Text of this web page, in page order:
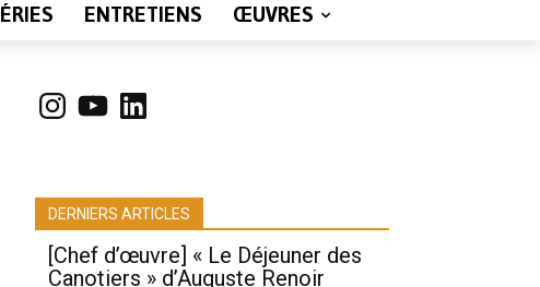
ENTRETIENS ŒUVRES
Instagram
YouTubeLinkedIn
DERNIERS ARTICLES
[Chef d’œuvre] « Le Déjeuner des
Canotiers » d’Auguste Renoir